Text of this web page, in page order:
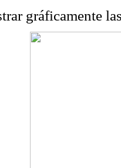
gráficamente